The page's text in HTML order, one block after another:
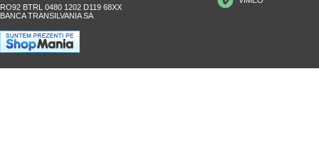
RO92 BTRL 0480 1202 D119 68XX
BANCA TRANSILVANIA SA